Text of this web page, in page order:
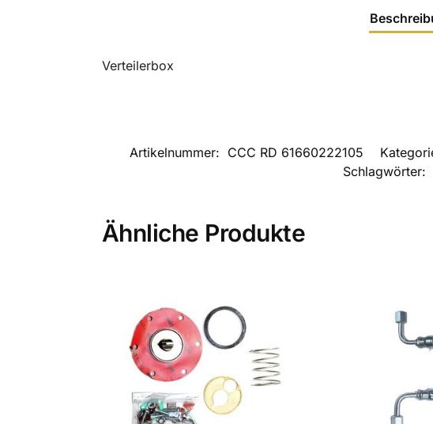
Verteilerbox
Artikelnummer: CCC RD 61660222105
Schlagwörter:
Ähnliche Produkte